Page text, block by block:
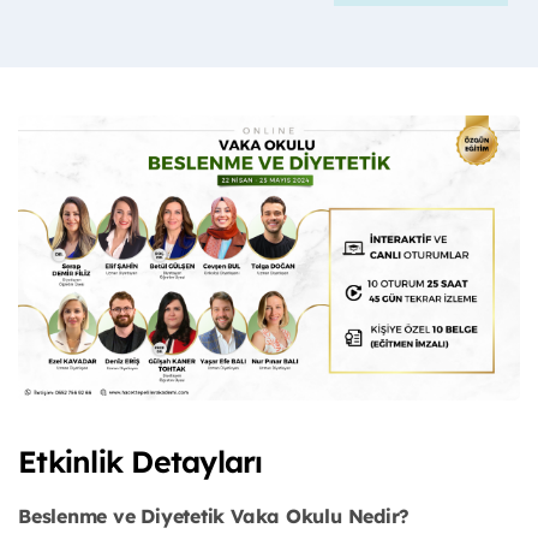
Etkinlik Detayları
Beslenme ve Diyetetik Vaka Okulu Nedir?